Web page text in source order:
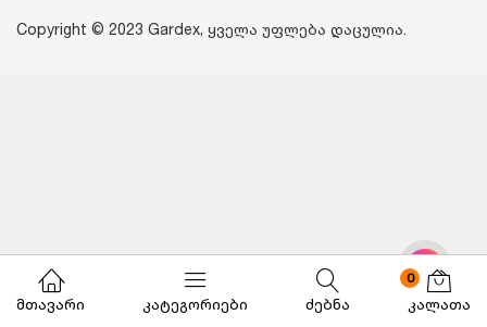
Copyright © 2023 Gardex, ყველა უფლება დაცულია.
მთავარი კატეგორიები ძებნა
0
კალათა